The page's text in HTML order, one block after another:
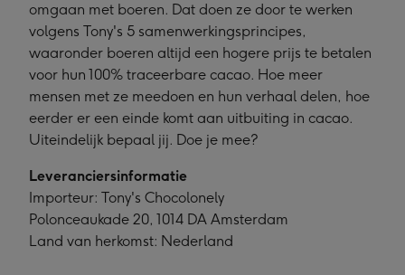
omgaan met boeren. Dat doen ze door te werken
volgens Tony's 5 samenwerkingsprincipes,
waaronder boeren altijd een hogere prijs te betalen
voor hun 100% traceerbare cacao. Hoe meer
mensen met ze meedoen en hun verhaal delen, hoe
eerder er een einde komt aan uitbuiting in cacao.
Uiteindelijk bepaal jij. Doe je mee?
Leveranciersinformatie
Importeur: Tony's Chocolonely
Polonceaukade 20, 1014 DA Amsterdam
Land van herkomst: Nederland